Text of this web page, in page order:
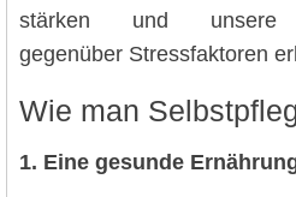
stärken und unsere
gegenüber Stressfaktoren
Wie man
1. Eine gesunde